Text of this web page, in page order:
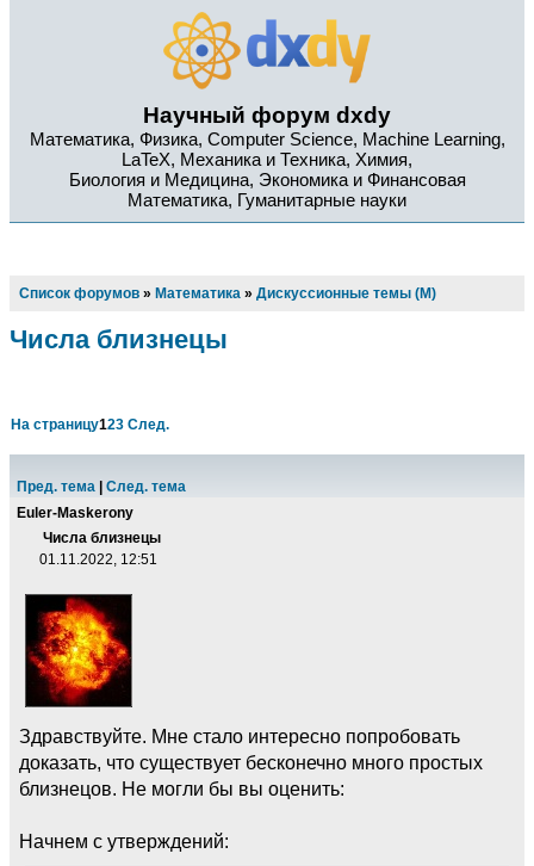
Научный форум dxdy
Математика, Физика, Computer Science, Machine Learning,
LaTeX, Механика и Техника, Химия,
Биология и Медицина, Экономика и Финансовая
Математика, Гуманитарные науки
Список форумов » Математика » Дискуссионные темы (М)
Числа близнецы
На страницу123 След.
Пред. тема
След. тема
Euler-Maskerony
Числа близнецы
01.11.2022, 12:51
Здравствуйте. Мне стало интересно попробовать
доказать, что существует бесконечно много простых
близнецов. Не могли бы вы оценить:
Начнем с утверждений: